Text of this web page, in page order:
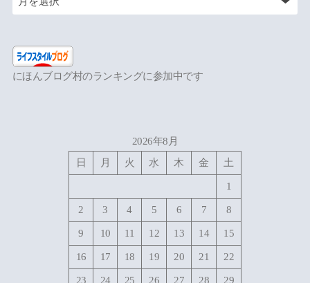
にほんブログ村のランキングに参加中です
2026年8月
日
月 火 水 木 金 土
1
2 3 4 5 6 7 8
9 10 11 12 13 14 15
16 17 18 19 20 21 22
23 24 25 26 27 28 29